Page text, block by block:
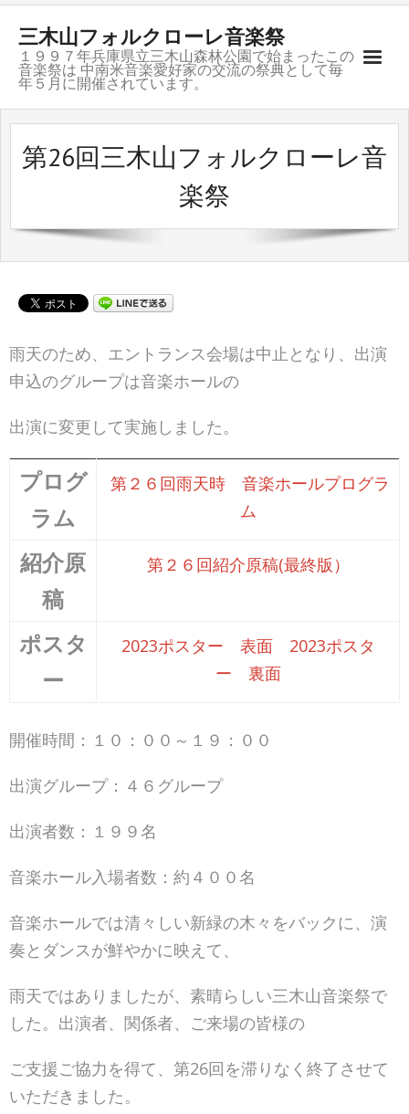
三木山フォルクローレ音楽祭
１９９７年兵庫県立三木山森林公園で始まったこの
音楽祭は 中南米音楽愛好家の交流の祭典として毎
年５月に開催されています。
ご挨拶
開催記録
会場のご案内
お問合せ
グループ紹介
リンク
第26回三木山フォルクローレ音
楽祭
雨天のため、エントランス会場は中止となり、出演
申込のグループは音楽ホールの
出演に変更して実施しました。
プログ
ラム
第２６回雨天時 音楽ホールプログラ
ム
紹介原
稿
第２６回紹介原稿(最終版）
ポスタ
ー
2023ポスター 表面
2023ポスタ
ー 裏面
開催時間：１０：００～１９：００
出演グループ：４６グループ
出演者数：１９９名
音楽ホール入場者数：約４００名
音楽ホールでは清々しい新緑の木々をバックに、演
奏とダンスが鮮やかに映えて、
雨天ではありましたが、素晴らしい三木山音楽祭で
した。出演者、関係者、ご来場の皆様の
ご支援ご協力を得て、第26回を滞りなく終了させて
いただきました。